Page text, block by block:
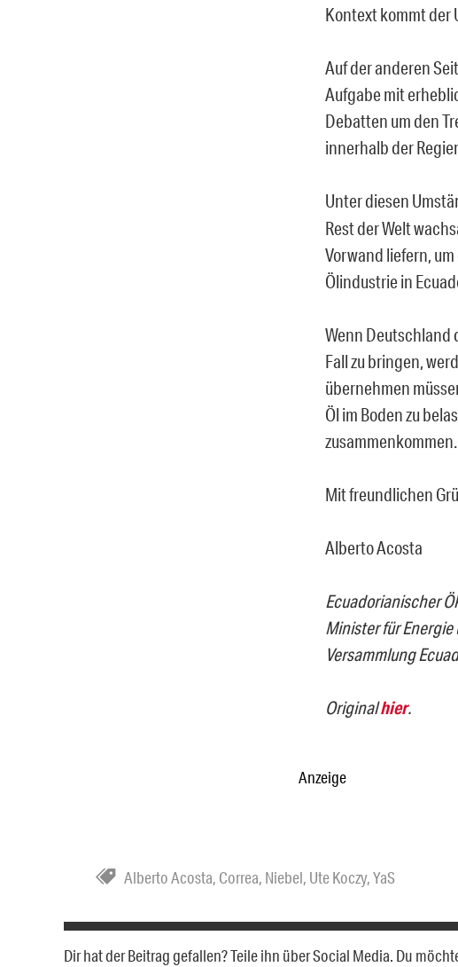
Kontext kommt der
Auf der anderen
Aufgabe mit
Debatten um den
innerhalb der
Unter diesen
Rest der Welt
Vorwand liefern,
Ölindustrie in
Wenn Deutschland
Fall zu bringen,
übernehmen
Öl im Boden zu
zusammenkommen.
Mit freundlichen
Alberto Acosta
Ecuadorianischer
Minister für
Versammlung
Originalhier.
Anzeige
Alberto Acosta, Correa, Niebel, Ute Koczy,YaS
Dir hat der Beitrag gefallen? Teile ihn über Social Media. Du